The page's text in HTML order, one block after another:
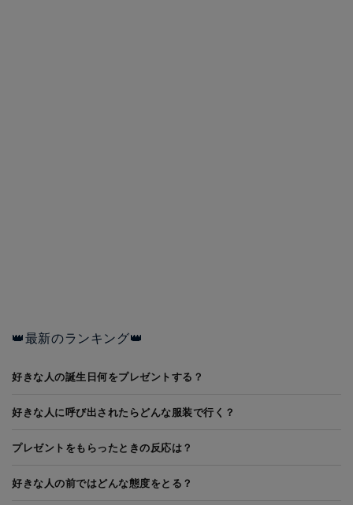
👑最新のランキング👑
好きな人の誕生日何をプレゼントする？
好きな人に呼び出されたらどんな服装で行く？
プレゼントをもらったときの反応は？
好きな人の前ではどんな態度をとる？